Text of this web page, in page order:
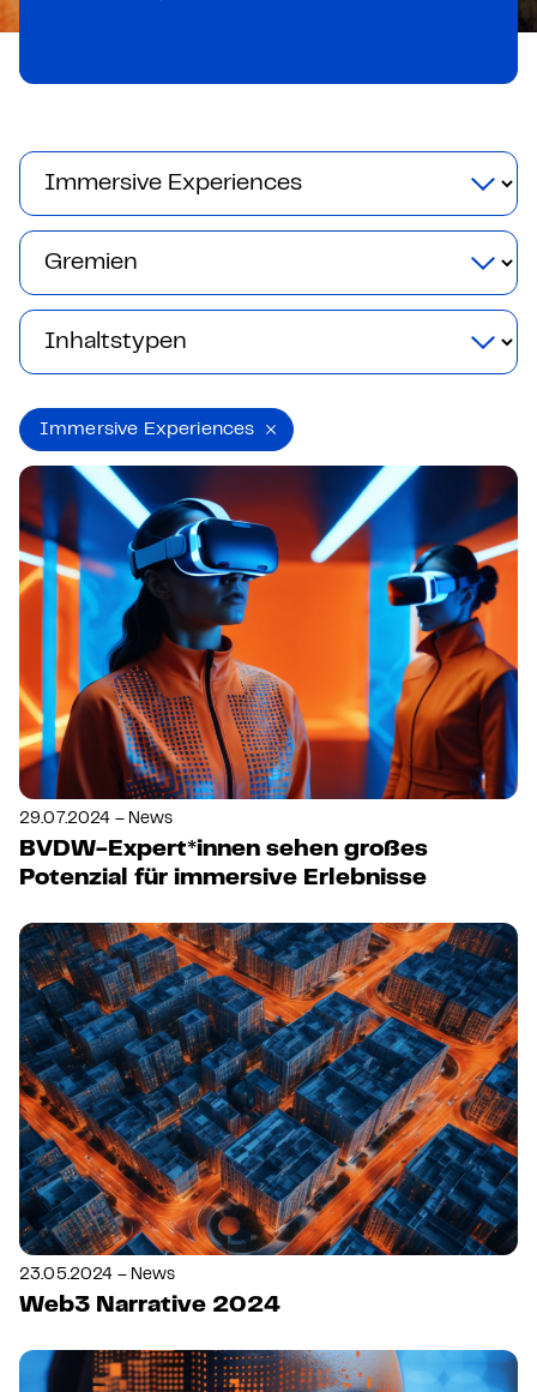
Immersive Experiences
29.07.2024 – News
BVDW-Expert*innen sehen großes
Potenzial für immersive Erlebnisse
23.05.2024 – News
Web3 Narrative 2024